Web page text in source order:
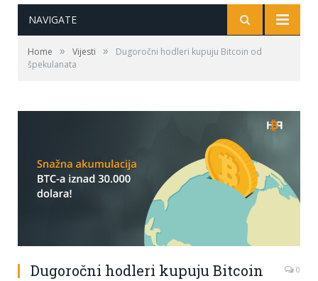
NAVIGATE
Home » Vijesti »
Dugoročni hodleri kupuju Bitcoin od
špekulanata
Dugoročni hodleri kupuju Bitcoin
0